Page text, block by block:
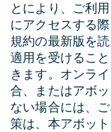
とにより、ご利
にアクセスする
規約の最新版を
適用を受けるこ
きます。オンラ
合、またはアボ
ない場合には、
策は、本アボッ